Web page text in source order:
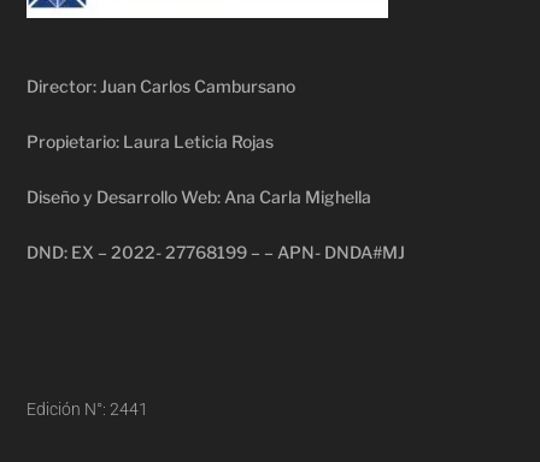
Director: Juan Carlos Cambursano
Propietario: Laura Leticia Rojas
Diseño y Desarrollo Web: Ana Carla Mighella
DND: EX – 2022- 27768199 – – APN- DNDA#MJ
Edición N°: 2441